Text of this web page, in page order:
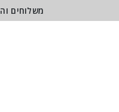
משלוחים